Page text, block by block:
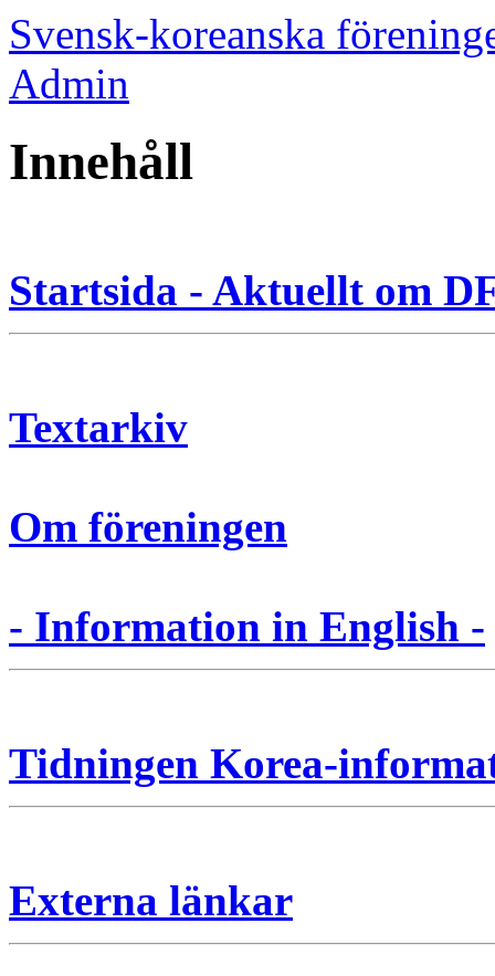
Svensk-koreanska
Admin
Innehåll
Startsida - Aktuellt om
Textarkiv
Om föreningen
- Information in English -
Tidningen Korea-
Externa länkar